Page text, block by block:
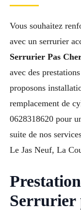
Vous souhaitez
avec un serrurier
Serrurier Pas
avec des
proposons
remplacement de
0628318620 pour
suite de nos
Le Jas Neuf, La
Serrurier